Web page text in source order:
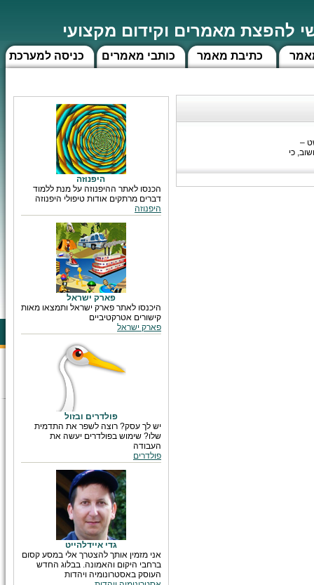
להפצת מאמרים וקידום מקצועי
כניסה למערכת כותבי מאמרים כתיבת מאמר
היפנוזה
הכנסו לאתר ההיפנוזה על מנת ללמוד
דברים מרתקים אודות טיפולי היפנוזה
היפנוזה
פארק ישראל
היכנסו לאתר פארק ישראל ותמצאו מאות
קישורים אטרקטיביים
פארק ישראל
פולדרים ובזול
יש לך עסק? רוצה לשפר את התדמית
שלו? שימוש בפולדרים יעשה את
העבודה
פולדרים
גדי איידלהייט
אני מזמין אותך להצטרך אלי במסע קסום
ברחבי היקום והאמונה. בבלוג החדש
העוסק באסטרונומיה ויהדות
–
כי